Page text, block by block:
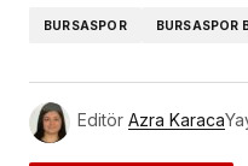
BURSASPOR BURSASPOR
Editör Azra Karaca